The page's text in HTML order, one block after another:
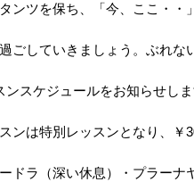
ンツを保ち、「今、ここ・・
ごしていきましょう。ぶれな
スケジュールをお知らせしま
ンは特別レッスンとなり、￥
ドラ（深い休息）・プラーナ